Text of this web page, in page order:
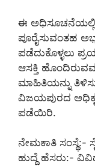
ಈ ಅಧಿಸೂಚನೆಯಲ್ಲಿ
ಪೂರೈಸುವಂತಹ
ಪಡೆದುಕೊಳ್ಳಲು
ಆಸಕ್ತಿ
ಮಾಹಿತಿಯನ್ನು
ವಿಜಯಪುರದ
ಪಡೆಯಿರಿ.
ನೇಮಕಾತಿ ಸಂಸ್ಥೆ:-
ಹುದ್ದೆ ಹೆಸರು:-